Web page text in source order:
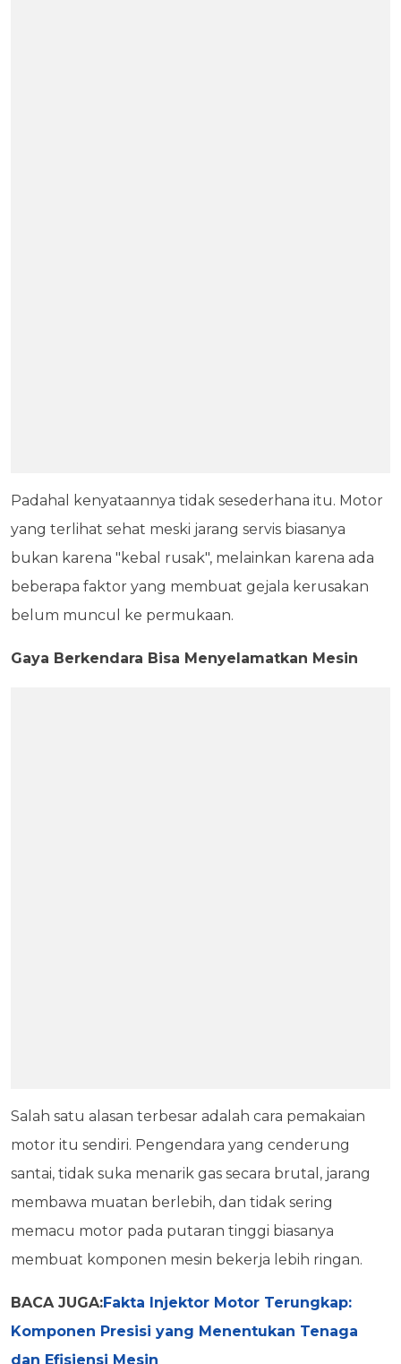
Padahal kenyataannya tidak sesederhana itu. Motor
yang terlihat sehat meski jarang servis biasanya
bukan karena "kebal rusak", melainkan karena ada
beberapa faktor yang membuat gejala kerusakan
belum muncul ke permukaan.
Gaya Berkendara Bisa Menyelamatkan Mesin
Salah satu alasan terbesar adalah cara pemakaian
motor itu sendiri. Pengendara yang cenderung
santai, tidak suka menarik gas secara brutal, jarang
membawa muatan berlebih, dan tidak sering
memacu motor pada putaran tinggi biasanya
membuat komponen mesin bekerja lebih ringan.
BACA JUGA:Fakta Injektor Motor Terungkap:
Komponen Presisi yang Menentukan Tenaga
dan Efisiensi Mesin